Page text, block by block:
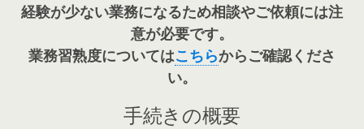
経験が少ない業務になるため相談やご依頼には注
意が必要です。
業務習熟度についてはこちらからご確認くださ
い。
手続きの概要